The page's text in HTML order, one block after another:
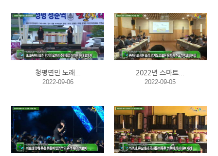
청평면민 노래...
2022-09-06
2022년 스마트...
2022-09-05